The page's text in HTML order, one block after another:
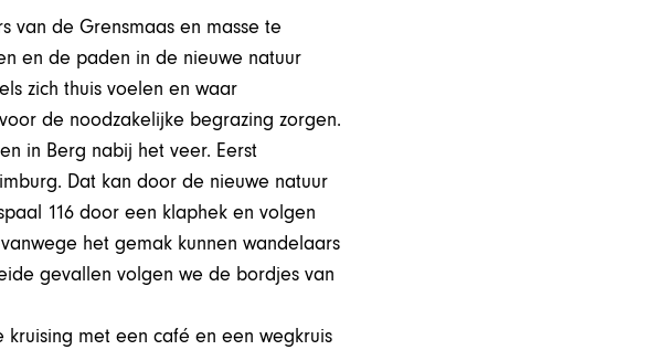
van de Grensmaas en masse te
en de paden in de nieuwe natuur
zich thuis voelen en waar
de noodzakelijke begrazing zorgen.
in Berg nabij het veer. Eerst
Dat kan door de nieuwe natuur
116 door een klaphek en volgen
het gemak kunnen wandelaars
gevallen volgen we de bordjes van
met een café en een wegkruis